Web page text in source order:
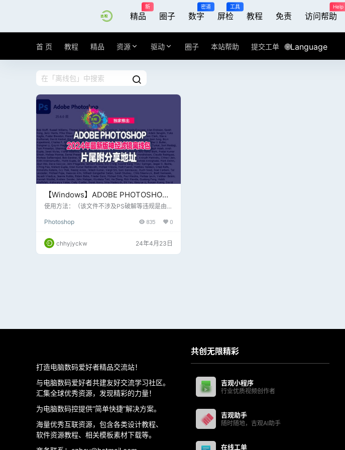
精品
新
圈子 数字
密道
屏检
工具
教程 免责 访问帮助
Help
首 页 教程 精品 资源 驱动 圈子 本站帮助 提交工单 🌐Language
【Windows】ADOBE PHOTOSHOP
2024年最新版神经滤镜离线包，经典
使用方法：（该文件不涉及PS破解等违规是由官
式版和beta版，其它低版本没有测试，或许可以
以下路径替换： C:\Users\Administrator\AppDa
ta\Roaming\Adobe\UXP\PluginsStorage\PHSP
\25\Internal PS beta版，将PHS…
Photoshop 835 0
chhyjyckw 24年4月23日
打造电脑数码爱好者精品交流站！
与电脑数码爱好者共建友好交流学习社区。
汇集全球优秀资源，发现精彩的力量！
为电脑数码控提供“简单快捷”解决方案。
海量优秀互联资源，包含各类设计教程、
软件资源教程、相关模板素材下载等。
共创无限精彩
吉观小程序
行业优质视频创作者
吉观助手
随时随地，吉观AI助手
在线工单